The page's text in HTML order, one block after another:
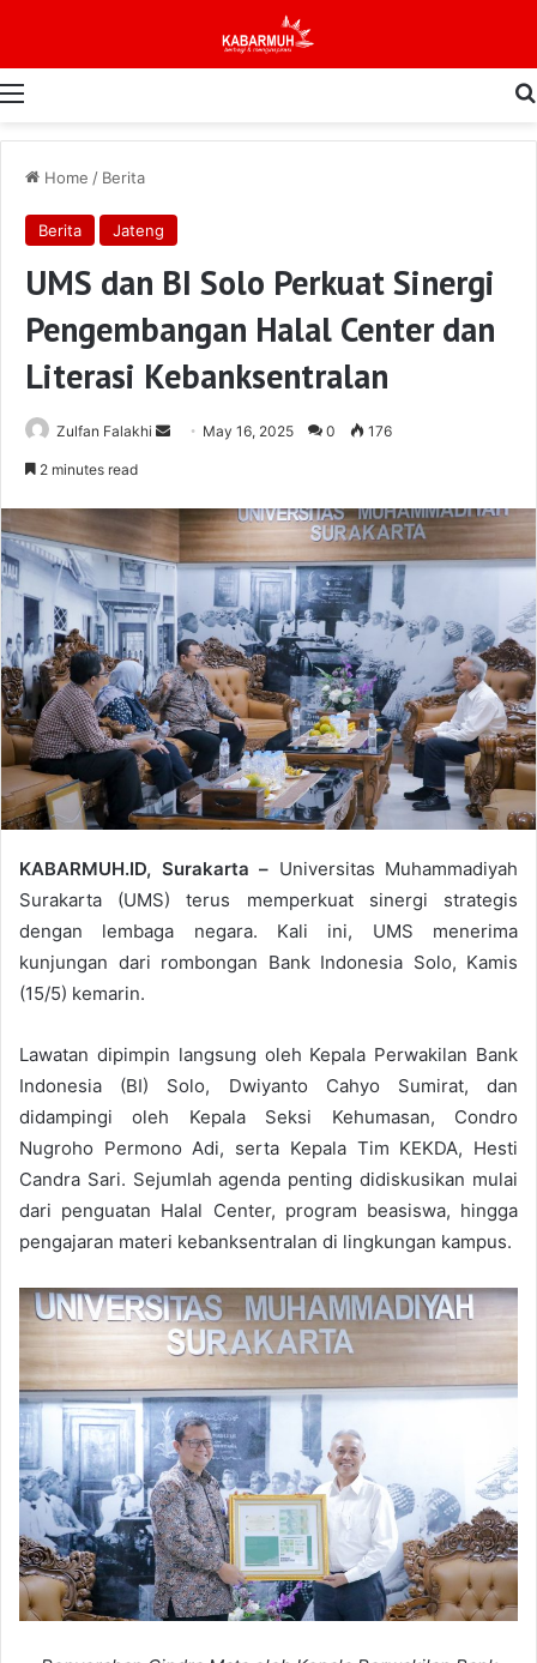
Menu
Home / Berita
Berita Jateng
UMS dan BI Solo Perkuat Sinergi
Pengembangan Halal Center dan
Literasi Kebanksentralan
Zulfan Falakhi
Send May 16, 2025 0 176
2 minutes read
KABARMUH.ID, Surakarta – Universitas Muhammadiyah
Surakarta (UMS) terus memperkuat sinergi strategis
dengan lembaga negara. Kali ini, UMS menerima
kunjungan dari rombongan Bank Indonesia Solo, Kamis
(15/5) kemarin.
Lawatan dipimpin langsung oleh Kepala Perwakilan Bank
Indonesia (BI) Solo, Dwiyanto Cahyo Sumirat, dan
didampingi oleh Kepala Seksi Kehumasan, Condro
Nugroho Permono Adi, serta Kepala Tim KEKDA, Hesti
Candra Sari. Sejumlah agenda penting didiskusikan mulai
dari penguatan Halal Center, program beasiswa, hingga
pengajaran materi kebanksentralan di lingkungan kampus.